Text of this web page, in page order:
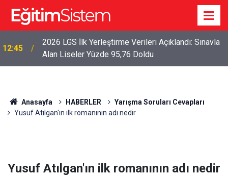
12:45
2026 LGS İlk Yerleştirme Verileri Açıklandı: Sınavla
Alan Liseler Yüzde 95,76 Doldu
Anasayfa HABERLER
Yarışma Soruları Cevapları
Yusuf Atılgan'ın ilk romanının adı nedir
Yusuf Atılgan'ın ilk romanının adı nedir